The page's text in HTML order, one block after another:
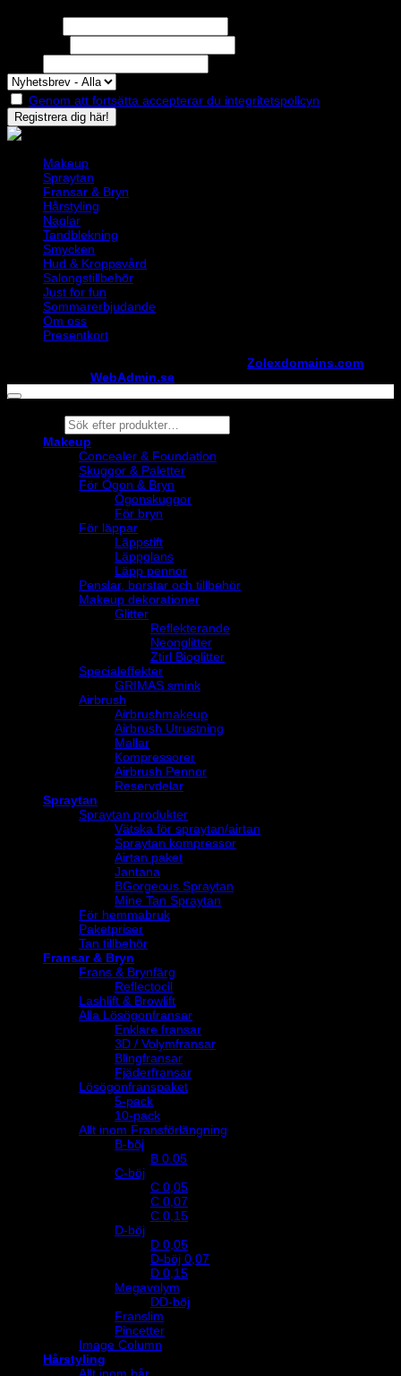
Genom att fortsätta accepterar du integritetspolicyn
Makeup
Spraytan
Fransar & Bryn
Hårstyling
Naglar
Tandblekning
Smycken
Hud & Kroppsvård
Salongstillbehör
Just for fun
Sommarerbjudande
Om oss
Presentkort
Zolexdomains.com
WebAdmin.se
Products
search
Makeup
Concealer & Foundation
Skuggor & Paletter
För Ögon & Bryn
Ögonskuggor
För bryn
För läppar
Läppstift
Läppglans
Läpp pennor
Penslar, borstar och tillbehör
Makeup dekorationer
Glitter
Reflekterande
Neonglitter
Ztirl Bioglitter
Specialeffekter
GRIMAS smink
Airbrush
Airbrushmakeup
Airbrush Utrustning
Mallar
Kompressorer
Airbrush Pennor
Reservdelar
Spraytan
Spraytan produkter
Vätska för spraytan/airtan
Spraytan kompressor
Airtan paket
Jantana
BGorgeous Spraytan
Mine Tan Spraytan
För hemmabruk
Paketpriser
Tan tillbehör
Fransar & Bryn
Frans & Brynfärg
Reflectocil
Lashlift & Browlift
Alla Lösögonfransar
Enklare fransar
3D / Volymfransar
Blingfransar
Fjäderfransar
Lösögonfranspaket
5-pack
10-pack
Allt inom Fransförlängning
B-böj
B 0.05
C-böj
C 0,05
C 0,07
C 0,15
D-böj
D 0,05
D-böj 0,07
D 0,15
Megavolym
DD-böj
Franslim
Pincetter
Image Column
Hårstyling